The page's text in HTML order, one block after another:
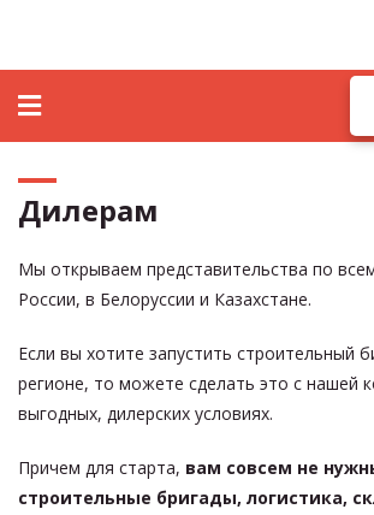
Дилерам
Мы открываем представительства по
России, в Белоруссии и Казахстане.
Если вы хотите запустить строительный
регионе, то можете сделать это с нашей
выгодных, дилерских условиях.
Причем для старта, вам совсем не
строительные бригады, логистика,